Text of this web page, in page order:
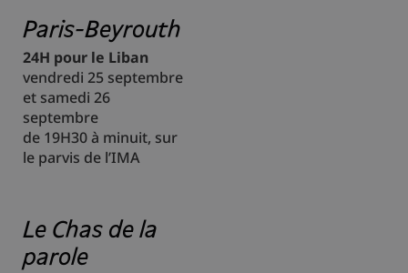
Paris-Beyrouth
24H pour le Liban
vendredi 25 septembre
et samedi 26
septembre
de 19H30 à minuit, sur
le parvis de l’IMA
Le Chas de la
parole